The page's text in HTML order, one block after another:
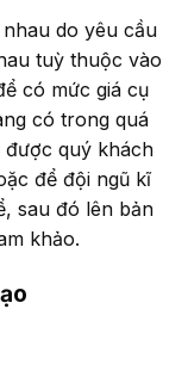
do yêu cầu
tuỳ thuộc vào
có mức giá cụ
có trong quá
quý khách
để đội ngũ kĩ
sau đó lên bản
khảo.